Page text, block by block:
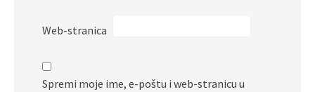
Web-stranica
Spremi moje ime, e-poštu i web-stranicu u